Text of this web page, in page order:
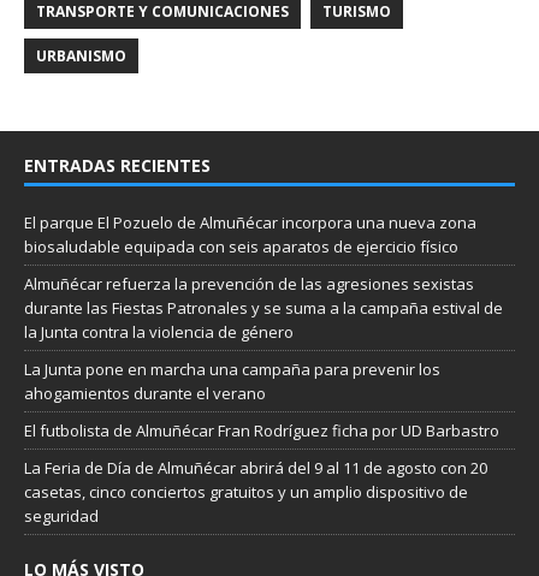
TRANSPORTE Y COMUNICACIONES TURISMO
URBANISMO
ENTRADAS RECIENTES
El parque El Pozuelo de Almuñécar incorpora una nueva zona
biosaludable equipada con seis aparatos de ejercicio físico
Almuñécar refuerza la prevención de las agresiones sexistas
durante las Fiestas Patronales y se suma a la campaña estival de
la Junta contra la violencia de género
La Junta pone en marcha una campaña para prevenir los
ahogamientos durante el verano
El futbolista de Almuñécar Fran Rodríguez ficha por UD Barbastro
La Feria de Día de Almuñécar abrirá del 9 al 11 de agosto con 20
casetas, cinco conciertos gratuitos y un amplio dispositivo de
seguridad
LO MÁS VISTO